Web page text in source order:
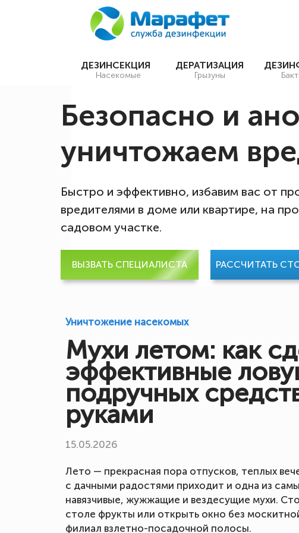
ДЕЗИНСЕКЦИЯ
Насекомые
ДЕРАТИЗАЦИЯ
Грызуны
Безопасно и
уничтожаем
Быстро и эффективно, избавим вас от
вредителями в доме или квартире, на
садовом участке.
ВЫЗВАТЬ СПЕЦИАЛИСТА РАССЧИТАТЬ
Уничтожение насекомых
Мухи летом: как
эффективные
подручных
руками
15.05.2026
Лето — прекрасная пора отпусков, теплых
с дачными радостями приходит и одна из
навязчивые, жужжащие и вездесущие мухи.
столе фрукты или открыть окно без
филиал взлетно-посадочной полосы.